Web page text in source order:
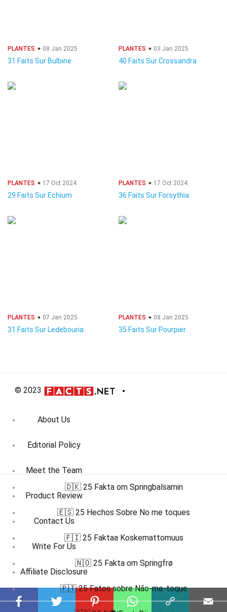
PLANTES 08 Jan 2025
31 Faits Sur Bulbine
PLANTES 03 Jan 2025
40 Faits Sur Crossandra
PLANTES 17 Oct 2024
29 Faits Sur Echium
PLANTES 17 Oct 2024
36 Faits Sur Forsythia
PLANTES 07 Jan 2025
31 Faits Sur Ledebouria
PLANTES 08 Jan 2025
35 Faits Sur Pourpier
© 2023
About Us
Editorial Policy
Meet the Team
Product Review
Contact Us
Write For Us
Affiliate Disclosure
DMCA
🇩🇰 25 Fakta om Springbalsamin
🇪🇸 25 Hechos Sobre No me toques
🇫🇮 25 Faktaa Koskemattomuus
🇳🇴 25 Fakta om Springfrø
🇵🇹 25 Fatos sobre Não-me-toque